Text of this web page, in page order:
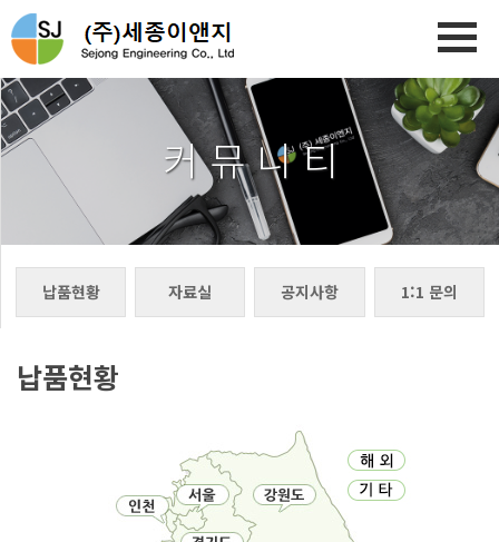
커 뮤 니 티
납품현황 자료실 공지사항 1:1 문의
납품현황